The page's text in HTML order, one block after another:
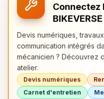
Connectez
BIKEVERSE
Devis numériques,
communication intégrés
mécanicien ? Découvrez
atelier.
Devis numériques
Carnet d'entretien